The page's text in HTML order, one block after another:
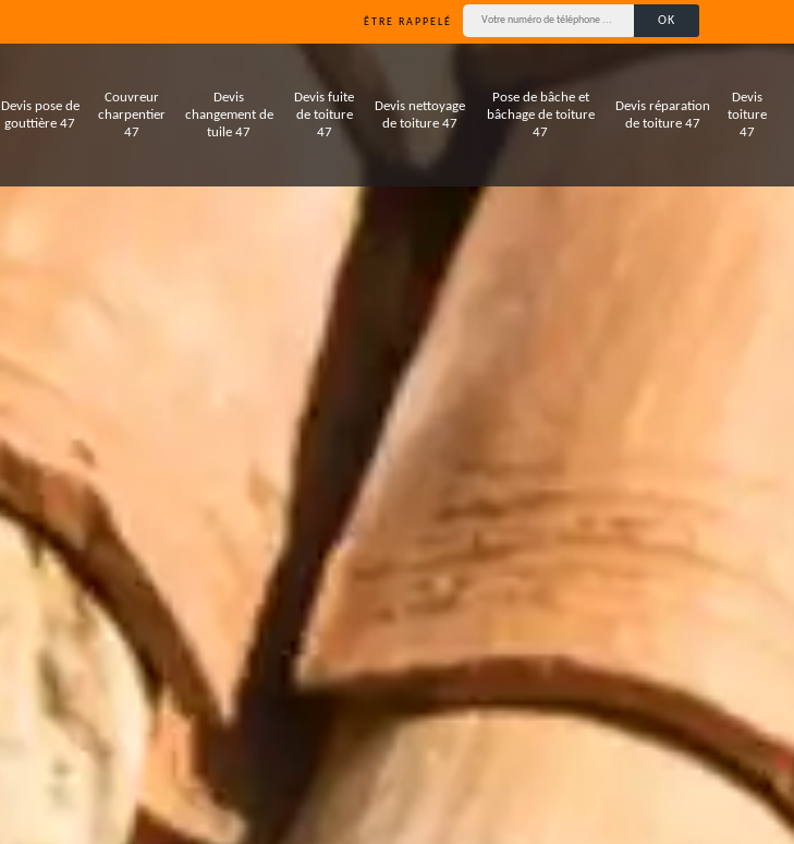
ÊTRE RAPPELÉ
Devis pose de
gouttière 47
Couvreur
charpentier
47
Devis
changement de
tuile 47
Devis fuite
de toiture
47
Devis nettoyage
de toiture 47
Pose de bâche et
bâchage de toiture
47
Devis réparation
de toiture 47
Devis
toiture
47